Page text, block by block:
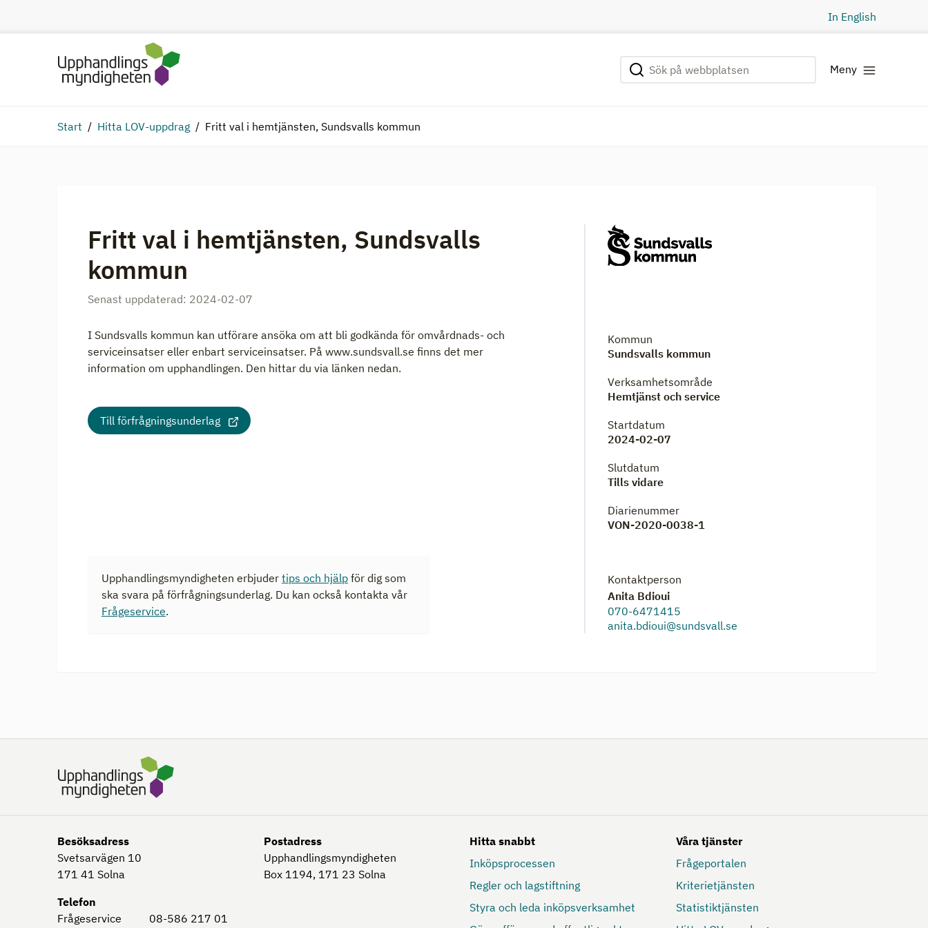
In English
Sök på webbplatsen
Genomför sökning Meny
Start Hitta LOV-uppdrag Fritt val i hemtjänsten, Sundsvalls kommun
Fritt val i hemtjänsten, Sundsvalls
kommun
Senast uppdaterad: 2024-02-07
I Sundsvalls kommun kan utförare ansöka om att bli godkända för omvårdnads- och
serviceinsatser eller enbart serviceinsatser. På www.sundsvall.se finns det mer
information om upphandlingen. Den hittar du via länken nedan.
Till förfrågningsunderlag
Upphandlingsmyndigheten erbjuder tips och hjälp för dig som
ska svara på förfrågningsunderlag. Du kan också kontakta vår
Frågeservice.
Kommun
Sundsvalls kommun
Verksamhetsområde
Hemtjänst och service
Startdatum
2024-02-07
Slutdatum
Tills vidare
Diarienummer
VON-2020-0038-1
Kontaktperson
Anita Bdioui
070-6471415
anita.bdioui@sundsvall.se
Besöksadress
Svetsarvägen 10
171 41 Solna
Telefon
Frågeservice
08-586 217 01
Postadress
Upphandlingsmyndigheten
Box 1194, 171 23 Solna
Hitta snabbt
Inköpsprocessen
Regler och lagstiftning
Styra och leda inköpsverksamhet
Våra tjänster
Frågeportalen
Kriterietjänsten
Statistiktjänsten